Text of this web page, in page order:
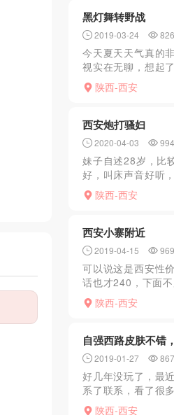
黑灯舞转野战
2019-03-24 826
今天夏天天气真的
视实在无聊，想起
舞厅门口进进出出
票随上2楼，真是
陕西-西安
西安炮打骚妇
2020-04-03 994
妹子自述28岁，比
好，叫床声音好听
子接的，一起洗澡
牛牛，特别爽，随
陕西-西安
西安小寨附近
2019-04-15 969
可以说这是西安性
话也才240，下面
号，虽然不是最漂
不马虎，从助浴到
陕西-西安
自强西路皮肤不错
2019-01-27 867
好几年没玩了，最
系了联系，看了很
照片很有感觉，聊
陕西-西安